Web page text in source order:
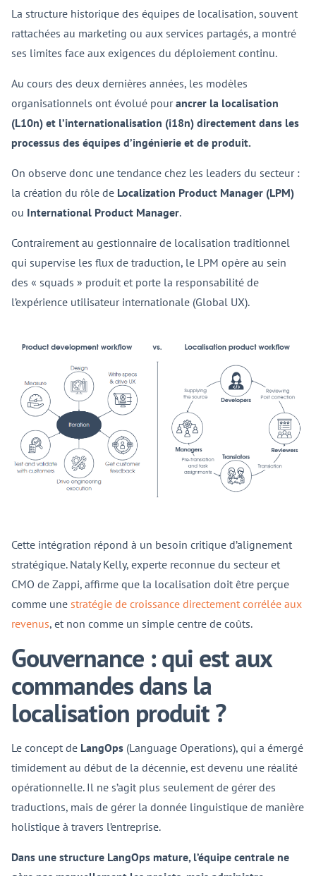
La structure historique des équipes de localisation, souvent
rattachées au marketing ou aux services partagés, a montré
ses limites face aux exigences du déploiement continu.
Au cours des deux dernières années, les modèles
organisationnels ont évolué pourancrer la localisation
(L10n) et l’internationalisation (i18n) directement dans les
processus des équipes d’ingénierie et de produit.
On observe donc une tendance chez les leaders du secteur :
la création du rôle de Localization Product Manager (LPM)
ou International Product Manager.
Contrairement au gestionnaire de localisation traditionnel
qui supervise les flux de traduction, le LPM opère au sein
des « squads » produit et porte la responsabilité de
l’expérience utilisateur internationale (Global UX).
Cette intégration répond à un besoin critique d’alignement
stratégique. Nataly Kelly, experte reconnue du secteur et
CMO de Zappi, affirme que la localisation doit être perçue
comme une stratégie de croissance directement corrélée aux
revenus, et non comme un simple centre de coûts.
Gouvernance : qui est aux
commandes dans la
localisation produit ?
Le concept de LangOps (Language Operations), qui a émergé
timidement au début de la décennie, est devenu une réalité
opérationnelle. Il ne s’agit plus seulement de gérer des
traductions, mais de gérer la donnée linguistique de manière
holistique à travers l’entreprise.
Dans une structure LangOps mature, l’équipe centrale ne